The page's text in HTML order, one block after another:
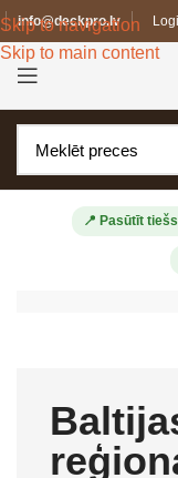
Skip to navigation
Skip to main content
info@deckpro.lv
📍 Pasūtīt